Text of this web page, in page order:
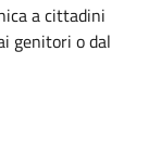
a cittadini
genitori o dal